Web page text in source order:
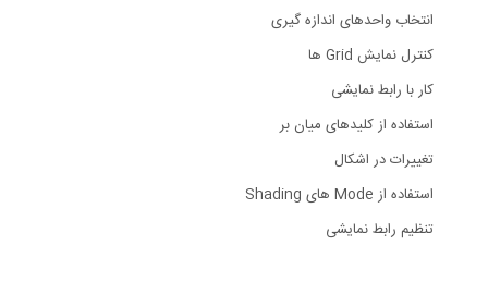
انتخاب واحدهای اندازه گیری
کنترل نمایش Grid ها
کار با رابط نمایشی
استفاده از کلیدهای میان بر
تغییرات در اشکال
استفاده از Mode های Shading
تنظیم رابط نمایشی